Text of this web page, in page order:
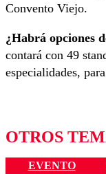
Convento Viejo.
¿Habrá opciones
contará con 49
especialidades,
OTROS
EVENTO